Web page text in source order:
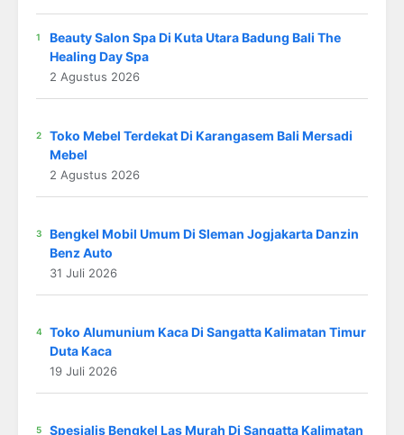
Beauty Salon Spa Di Kuta Utara Badung Bali The
Healing Day Spa
2 Agustus 2026
Toko Mebel Terdekat Di Karangasem Bali Mersadi
Mebel
2 Agustus 2026
Bengkel Mobil Umum Di Sleman Jogjakarta Danzin
Benz Auto
31 Juli 2026
Toko Alumunium Kaca Di Sangatta Kalimatan Timur
Duta Kaca
19 Juli 2026
Spesialis Bengkel Las Murah Di Sangatta Kalimatan